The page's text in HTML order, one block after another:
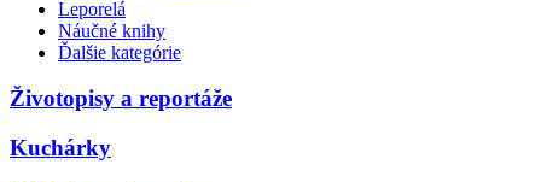
Leporelá
Náučné knihy
Ďalšie kategórie
Životopisy a reportáže
Kuchárky